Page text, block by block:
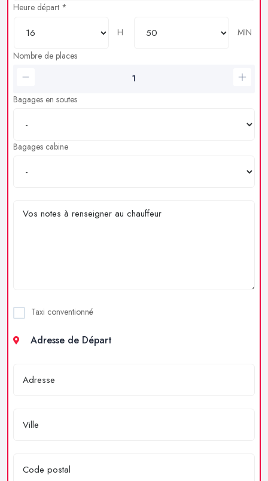
Heure départ *
H
MIN
Nombre de places
Bagages en soutes
Bagages cabine
Taxi conventionné
Adresse de Départ